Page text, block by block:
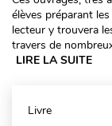
élèves préparant
lecteur y trouvera
travers de
LIRE LA SUITE
Livre